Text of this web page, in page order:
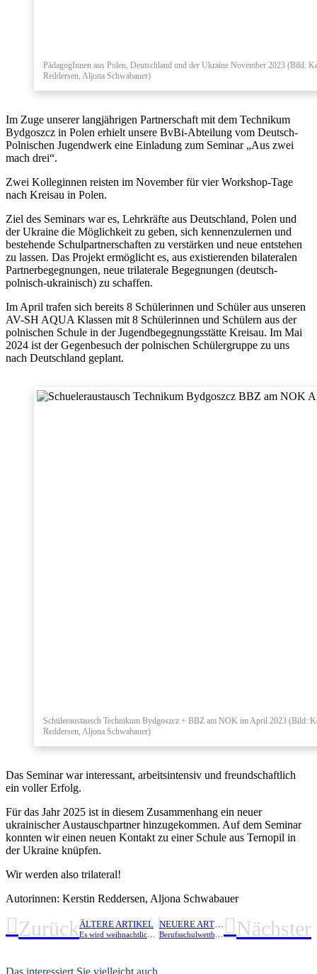
PädagogInnen aus Polen, Deutschland und der Ukraine November 2023 (Bild:
Reddersen, Aljona Schwabauer)
Im Zuge unserer langjährigen Partnerschaft mit dem Technikum
Bydgoszcz in Polen erhielt unsere BvBi-Abteilung vom Deutsch-
Polnischen Jugendwerk eine Einladung zum Seminar „Aus zwei
mach drei“.
Zwei Kolleginnen reisten im November für vier Workshop-Tage
nach Kreisau in Polen.
Ziel des Seminars war es, Lehrkräfte aus Deutschland, Polen und
der Ukraine die Möglichkeit zu geben, sich kennenzulernen und
bestehende Schulpartnerschaften zu verstärken und neue entstehen
zu lassen. Das Projekt ermöglicht es, aus existierenden bilateralen
Partnerbegegnungen, neue trilaterale Begegnungen (deutsch-
polnisch-ukrainisch) zu schaffen.
Im April trafen sich bereits 8 Schülerinnen und Schüler aus unseren
AV-SH AQUA Klassen mit 8 Schülerinnen und Schülern aus der
polnischen Schule in der Jugendbegegnungsstätte Kreisau. Im Mai
2024 ist der Gegenbesuch der polnischen Schülergruppe zu uns
nach Deutschland geplant.
Schüleraustausch Technikum Bydgoszcz + BBZ am NOK im April 2023 (Bild:
Reddersen, Aljona Schwabauer)
Das Seminar war interessant, arbeitsintensiv und freundschaftlich
ein voller Erfolg.
Für das Jahr 2025 ist in diesem Zusammenhang ein neuer
ukrainischer Austauschpartner hinzugekommen. Auf dem Seminar
konnten wir einen neuen Kontakt zu einer Schule aus Ternopil in
der Ukraine knüpfen.
Wir werden also trilateral!
Autorinnen: Kerstin Reddersen, Aljona Schwabauer
ZurückÄLTERE ARTIKEL NEUERE ARTIKEL Nächster